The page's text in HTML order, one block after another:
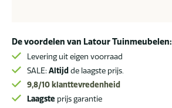
De voordelen van Latour Tuinmeubelen:
Levering uit eigen voorraad
SALE: Altijd de laagste prijs.
9,8/10 klanttevredenheid
Laagste prijs garantie